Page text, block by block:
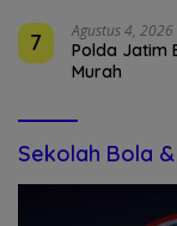
7 Agustus 4, 2026
Polda Jatim
Murah
Sekolah Bola